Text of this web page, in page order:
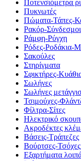
Ποτενσιόμετρα
Πυκνωτές
Πώματα-Τάπες-
Ρακόρ-Σύνδεσμοι
Ράμφη-Ρύγχη
Ρόδες-Ροδάκια-
Σακούλες
Στηρίγματα
Σφικτήρες-
Σωλήνες
Σωλήνες
Τσιμούχες-
Φίλτρα-Σίτες
Ηλεκτρικό
Ακροδέκτες
Βάσεις-Τράπεζες
Βούρτσες-Τσόχες
Εξαρτήματα